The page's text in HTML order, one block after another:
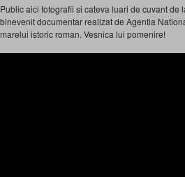
Public aici fotografii si cateva luari de cuvant
binevenit documentar realizat de Agentia
marelui istoric roman. Vesnica lui pomenire!